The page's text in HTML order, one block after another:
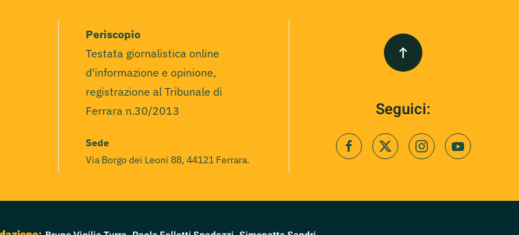
Periscopio
Testata giornalistica online
d'informazione e opinione,
registrazione al Tribunale di
Ferrara n.30/2013
Sede
Via Borgo dei Leoni 88, 44121 Ferrara.
Seguici: